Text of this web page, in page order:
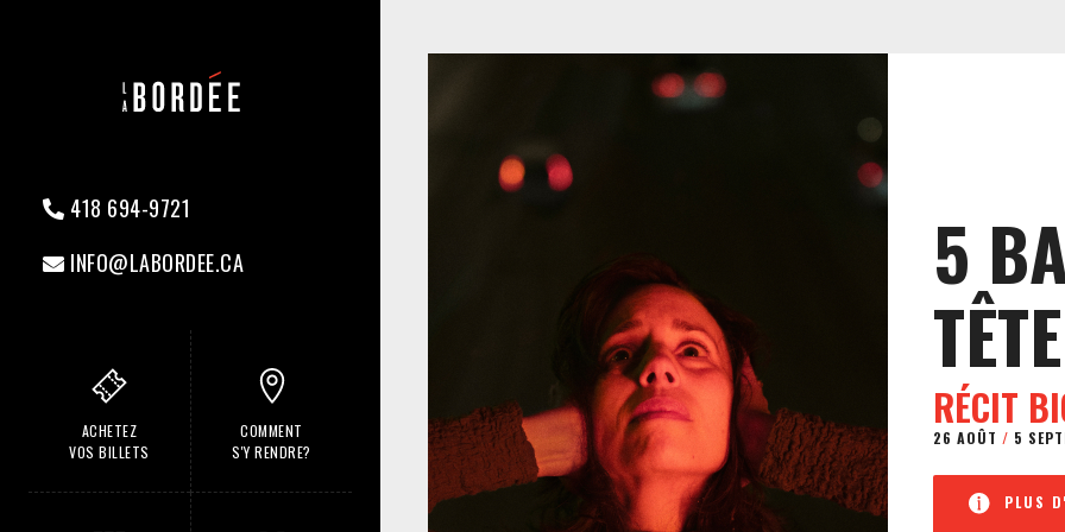
418 694-9721
INFO@LABORDEE.CA
ACHETEZ
VOS BILLETS
COMMENT
S'Y RENDRE?
5
TÊTE
RÉCIT
26 AOÛT / 5
PLUS